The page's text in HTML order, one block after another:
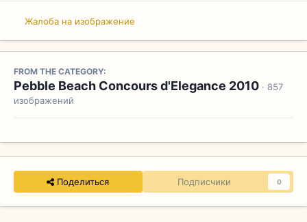
Жалоба на изображение
FROM THE CATEGORY:
Pebble Beach Concours d'Elegance 2010 · 857
изображений
Поделиться Подписчики 0